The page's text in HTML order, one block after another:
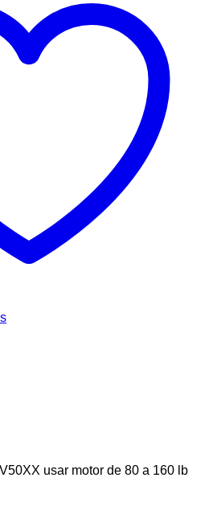
usar motor de 80 a 160 lb